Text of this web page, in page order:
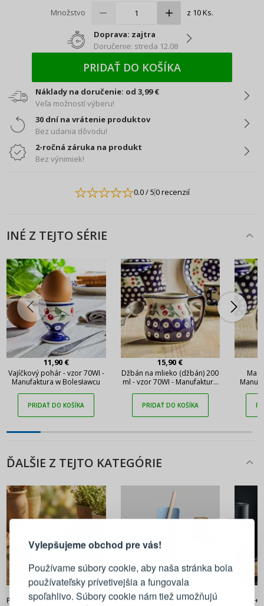
Vylepšujeme obchod pre vás!
Používame súbory cookie, aby naša stránka bola
používateľsky prívetivejšia a fungovala
spoľahlivo. Súbory cookie nám tiež umožňujú
Množstvo z 10 Ks.
Doprava: zajtra
Doručenie: streda 12.08
PRIDAŤ DO KOŠÍKA
Náklady na doručenie: od 3,99 €
Veľa možností výberu!
30 dní na vrátenie produktov
Bez udania dôvodu!
2-ročná záruka na produkt
Bez výnimiek!
0.0/ 50 recenzií
INÉ Z TEJTO SÉRIE
11,90 €
Vajíčkový pohár - vzor 70WI -
Manufaktura w Bolesławcu
PRIDAŤ DO KOŠÍKA
15,90 €
Džbán na mlieko (džbán) 200
ml - vzor 70WI - Manufaktura
PRIDAŤ DO KOŠÍKA
ĎALŠIE Z TEJTO KATEGÓRIE
15,90 €
Podložka pod lyžicu EASY LIFE
18,90 €
BLIM+ Create Stand - stojan
PRIHLÁSENIE REGISTRÁCIA
Prihláste sa k svojmu účtu
E-mail